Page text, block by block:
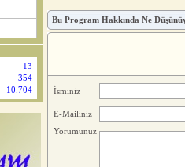
13
354
10.704
Bu Program Hakkında Ne
İsminiz
E-Mailiniz
Yorumunuz